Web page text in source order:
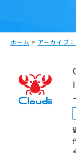
ホーム > アーカイブ